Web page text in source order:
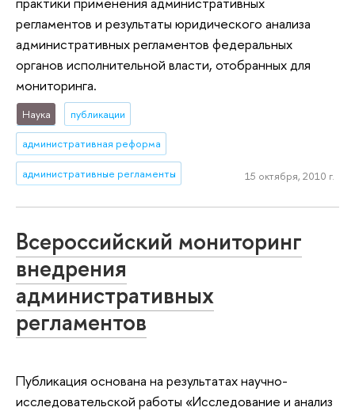
регламентов и результаты юридического анализа
административных регламентов федеральных
органов исполнительной власти, отобранных для
мониторинга.
Наука публикации
административная реформа
административные регламенты 15 октября, 2010 г.
Всероссийский мониторинг
внедрения
административных
регламентов
Публикация основана на результатах научно-
исследовательской работы «Исследование и анализ